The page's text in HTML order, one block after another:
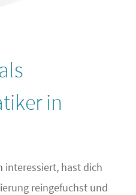
in
interessiert, hast dich
reingefuchst und